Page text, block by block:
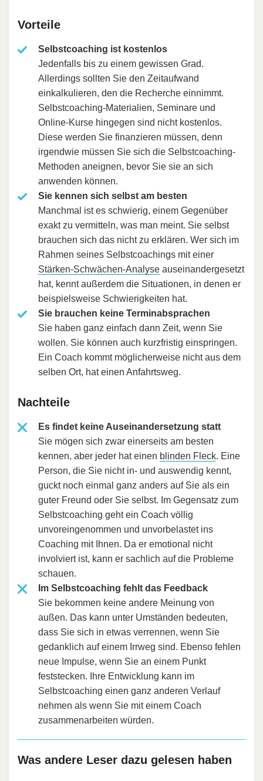
Vorteile
Selbstcoaching ist kostenlos
Jedenfalls bis zu einem gewissen Grad.
Allerdings sollten Sie den Zeitaufwand
einkalkulieren, den die Recherche einnimmt.
Selbstcoaching-Materialien, Seminare und
Online-Kurse hingegen sind nicht kostenlos.
Diese werden Sie finanzieren müssen, denn
irgendwie müssen Sie sich die Selbstcoaching-
Methoden aneignen, bevor Sie sie an sich
anwenden können.
Sie kennen sich selbst am besten
Manchmal ist es schwierig, einem Gegenüber
exakt zu vermitteln, was man meint. Sie selbst
brauchen sich das nicht zu erklären. Wer sich im
Rahmen seines Selbstcoachings mit einer
Stärken-Schwächen-Analyse auseinandergesetzt
hat, kennt außerdem die Situationen, in denen er
beispielsweise Schwierigkeiten hat.
Sie brauchen keine Terminabsprachen
Sie haben ganz einfach dann Zeit, wenn Sie
wollen. Sie können auch kurzfristig einspringen.
Ein Coach kommt möglicherweise nicht aus dem
selben Ort, hat einen Anfahrtsweg.
Nachteile
Es findet keine Auseinandersetzung statt
Sie mögen sich zwar einerseits am besten
kennen, aber jeder hat einen blinden Fleck. Eine
Person, die Sie nicht in- und auswendig kennt,
guckt noch einmal ganz anders auf Sie als ein
guter Freund oder Sie selbst. Im Gegensatz zum
Selbstcoaching geht ein Coach völlig
unvoreingenommen und unvorbelastet ins
Coaching mit Ihnen. Da er emotional nicht
involviert ist, kann er sachlich auf die Probleme
schauen.
Im Selbstcoaching fehlt das Feedback
Sie bekommen keine andere Meinung von
außen. Das kann unter Umständen bedeuten,
dass Sie sich in etwas verrennen, wenn Sie
gedanklich auf einem Irrweg sind. Ebenso fehlen
neue Impulse, wenn Sie an einem Punkt
feststecken. Ihre Entwicklung kann im
Selbstcoaching einen ganz anderen Verlauf
nehmen als wenn Sie mit einem Coach
zusammenarbeiten würden.
Was andere Leser dazu gelesen haben